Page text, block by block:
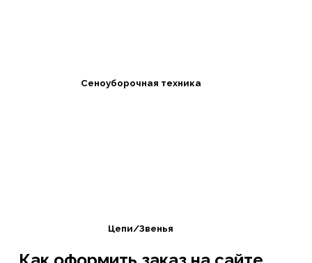
Сеноуборочная техника
Цепи/Звенья